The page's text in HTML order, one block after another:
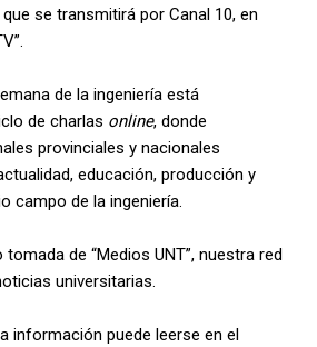
se transmitirá por Canal 10, en
de la ingeniería está
de charlas online, donde
provinciales y nacionales
educación, producción y
campo de la ingeniería.
de “Medios UNT”, nuestra red
universitarias.
información puede leerse en el